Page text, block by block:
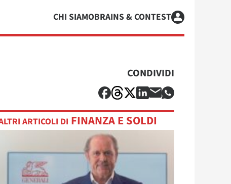
CHI SIAMOBRAINS & CONTEST
CONDIVIDI
ARTICOLI DI FINANZA E SOLDI